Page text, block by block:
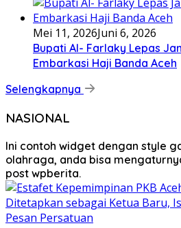
Mei 11, 2026Juni 6, 2026
Bupati Al- Farlaky Lepas
Embarkasi Haji Banda Aceh
Selengkapnya
NASIONAL
Ini contoh widget dengan style
olahraga, anda bisa
post wpberita.